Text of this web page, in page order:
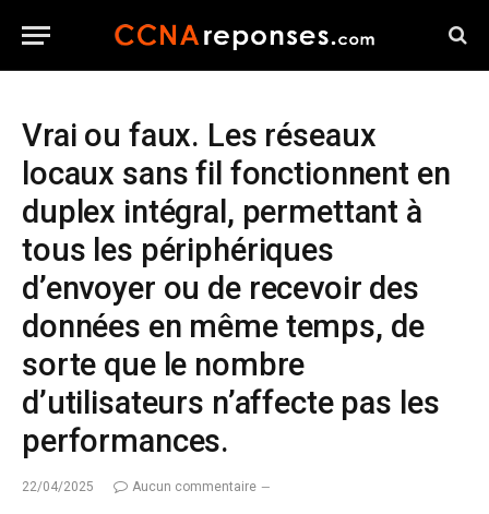
Vrai ou faux. Les réseaux
locaux sans fil fonctionnent en
duplex intégral, permettant à
tous les périphériques
d’envoyer ou de recevoir des
données en même temps, de
sorte que le nombre
d’utilisateurs n’affecte pas les
performances.
22/04/2025 Aucun commentaire